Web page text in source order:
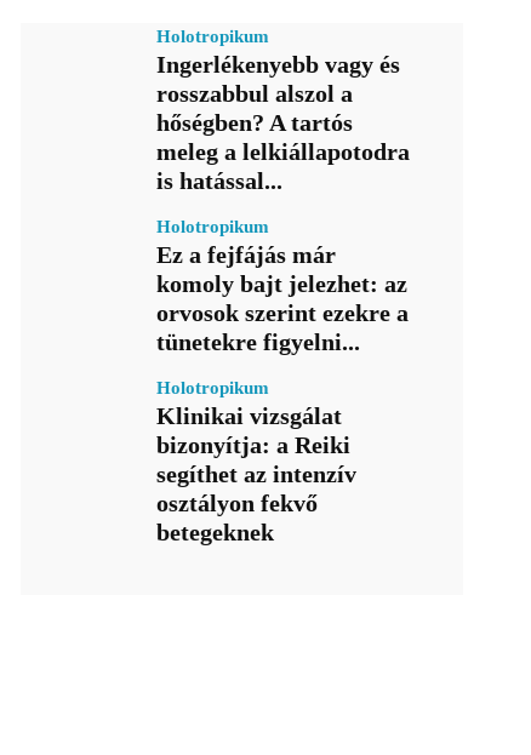
Holotropikum
Ingerlékenyebb vagy és
rosszabbul alszol a
hőségben? A tartós
meleg a lelkiállapotodra
is hatással...
Holotropikum
Ez a fejfájás már
komoly bajt jelezhet: az
orvosok szerint ezekre a
tünetekre figyelni...
Holotropikum
Klinikai vizsgálat
bizonyítja: a Reiki
segíthet az intenzív
osztályon fekvő
betegeknek